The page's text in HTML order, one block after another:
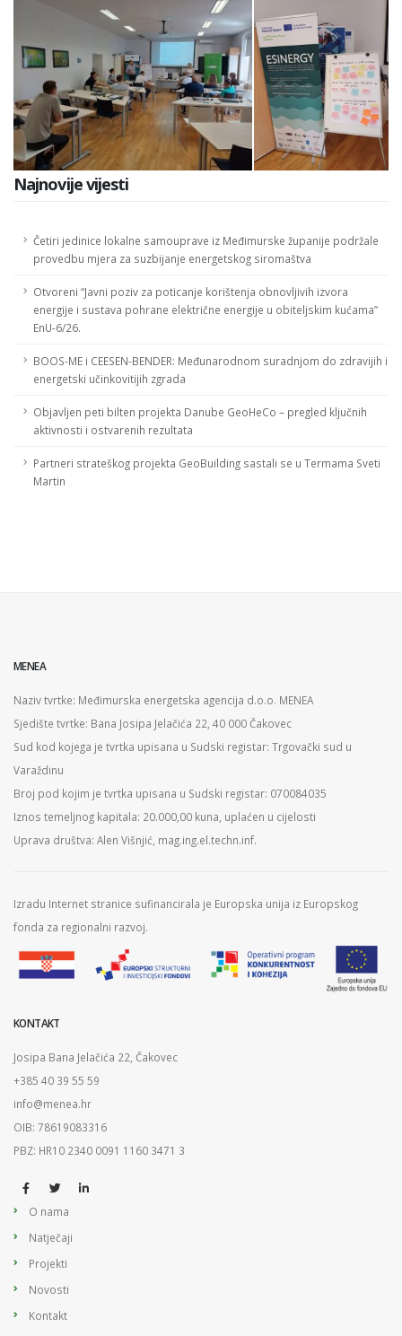
Najnovije vijesti
Četiri jedinice lokalne samouprave iz Međimurske županije podržale
provedbu mjera za suzbijanje energetskog siromaštva
Otvoreni “Javni poziv za poticanje korištenja obnovljivih izvora
energije i sustava pohrane električne energije u obiteljskim kućama”
EnU-6/26.
BOOS-ME i CEESEN-BENDER: Međunarodnom suradnjom do zdravijih i
energetski učinkovitijih zgrada
Objavljen peti bilten projekta Danube GeoHeCo – pregled ključnih
aktivnosti i ostvarenih rezultata
Partneri strateškog projekta GeoBuilding sastali se u Termama Sveti
Martin
MENEA
Naziv tvrtke: Međimurska energetska agencija d.o.o. MENEA
Sjedište tvrtke: Bana Josipa Jelačića 22, 40 000 Čakovec
Sud kod kojega je tvrtka upisana u Sudski registar: Trgovački sud u
Varaždinu
Broj pod kojim je tvrtka upisana u Sudski registar: 070084035
Iznos temeljnog kapitala: 20.000,00 kuna, uplaćen u cijelosti
Uprava društva: Alen Višnjić, mag.ing.el.techn.inf.
Izradu Internet stranice sufinancirala je Europska unija iz Europskog
fonda za regionalni razvoj.
KONTAKT
Josipa Bana Jelačića 22, Čakovec
+385 40 39 55 59
info@menea.hr
OIB: 78619083316
PBZ: HR10 2340 0091 1160 3471 3
O nama
Natječaji
Projekti
Novosti
Kontakt